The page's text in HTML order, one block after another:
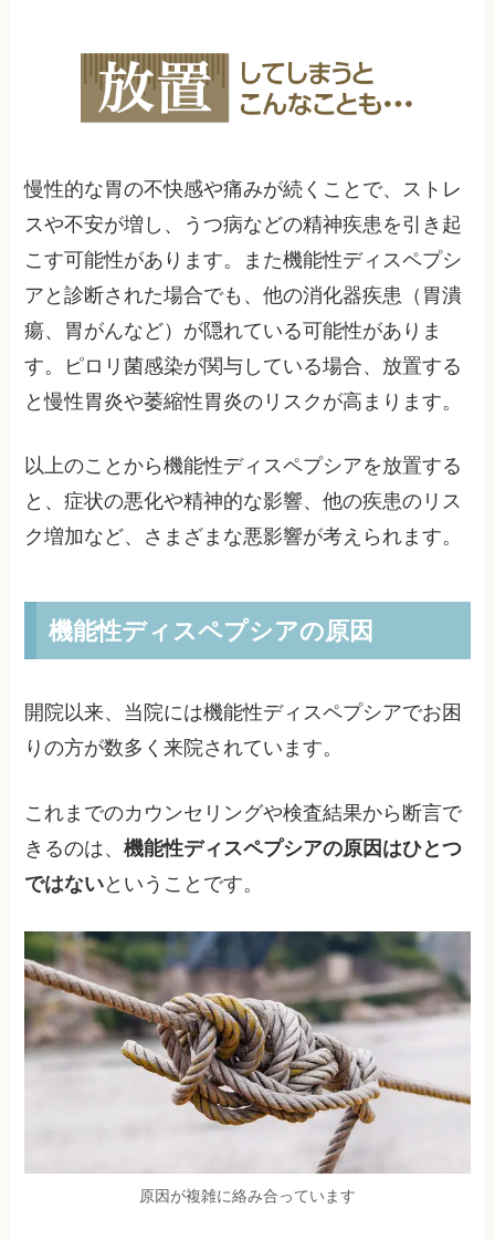
慢性的な胃の不快感や痛みが続くことで、ストレ
スや不安が増し、うつ病などの精神疾患を引き起
こす可能性があります。また機能性ディスペプシ
アと診断された場合でも、他の消化器疾患（胃潰
瘍、胃がんなど）が隠れている可能性がありま
す。ピロリ菌感染が関与している場合、放置する
と慢性胃炎や萎縮性胃炎のリスクが高まります。
以上のことから機能性ディスペプシアを放置する
と、症状の悪化や精神的な影響、他の疾患のリス
ク増加など、さまざまな悪影響が考えられます。
機能性ディスペプシアの原因
開院以来、当院には機能性ディスペプシアでお困
りの方が数多く来院されています。
これまでのカウンセリングや検査結果から断言で
きるのは、機能性ディスペプシアの原因はひとつ
ではないということです。
原因が複雑に絡み合っています